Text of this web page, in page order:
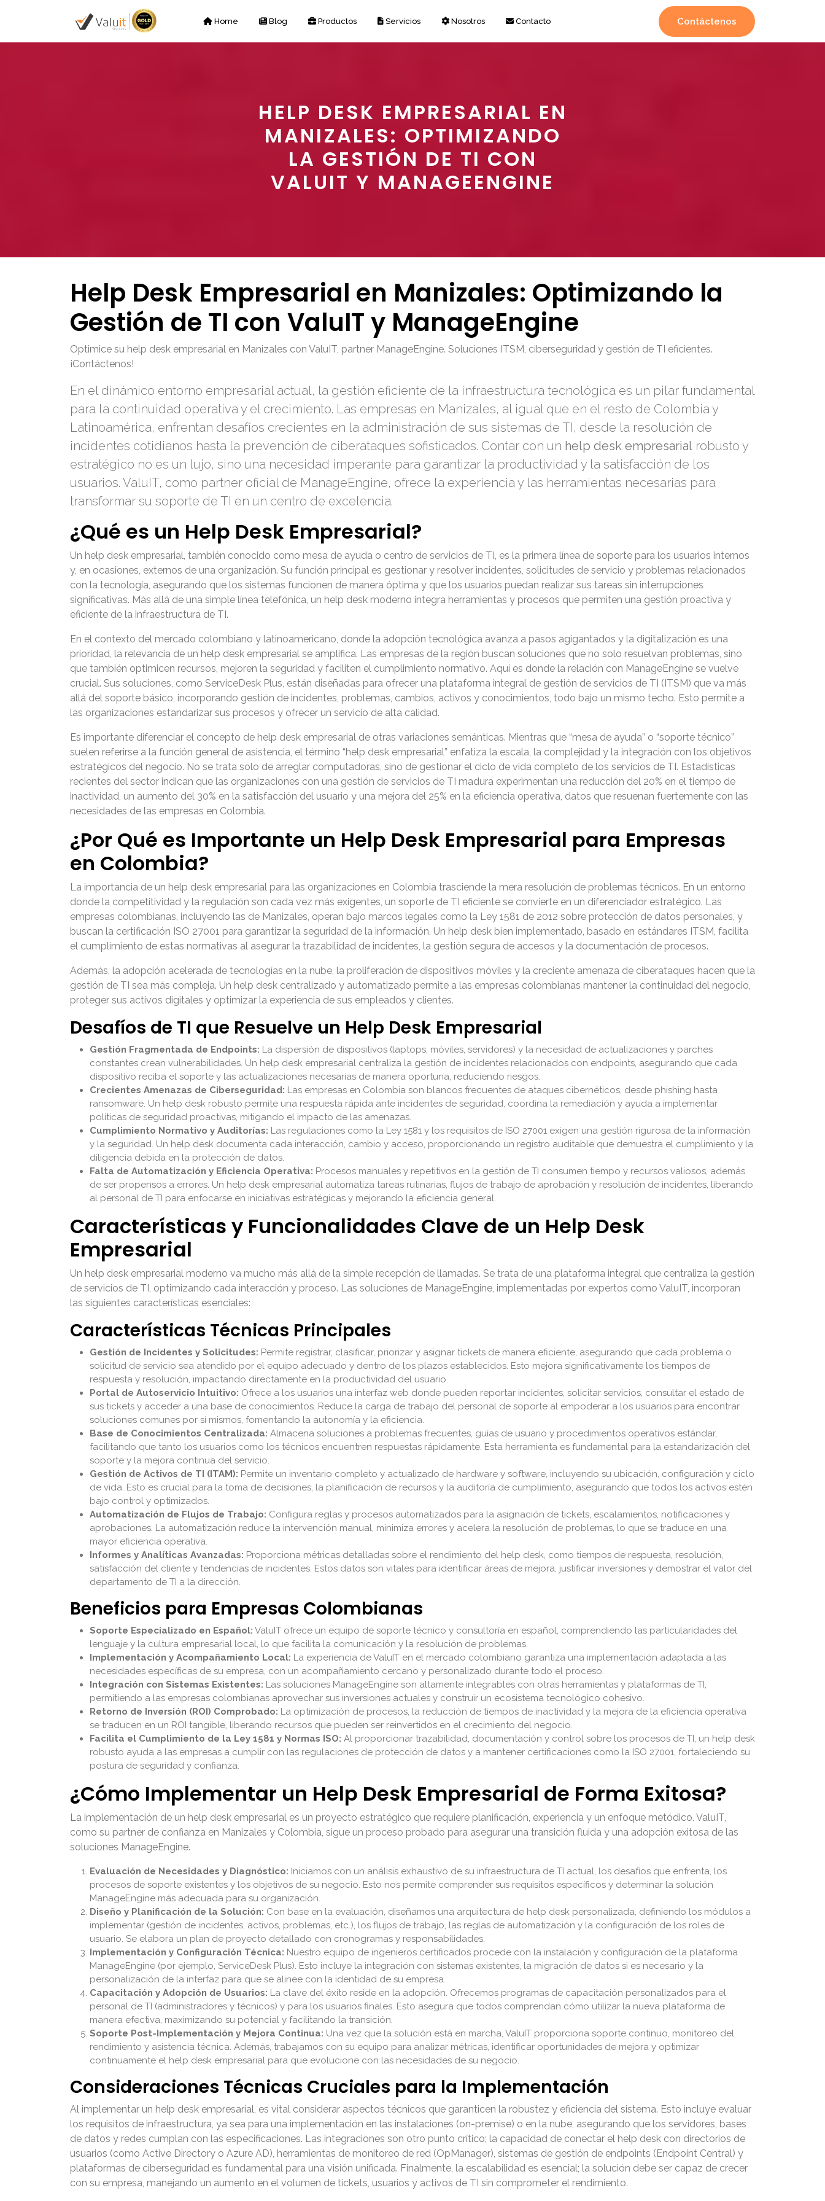
Home Blog Productos Servicios Nosotros Contacto Contáctenos
HELP DESK EMPRESARIAL EN
MANIZALES: OPTIMIZANDO
LA GESTIÓN DE TI CON
VALUIT Y MANAGEENGINE
Help Desk Empresarial en Manizales: Optimizando la
Gestión de TI con ValuIT y ManageEngine
Optimice su help desk empresarial en Manizales con ValuIT, partner ManageEngine. Soluciones ITSM, ciberseguridad y gestión de TI eficientes.
¡Contáctenos!
En el dinámico entorno empresarial actual, la gestión eficiente de la infraestructura tecnológica es un pilar fundamental
para la continuidad operativa y el crecimiento. Las empresas en Manizales, al igual que en el resto de Colombia y
Latinoamérica, enfrentan desafíos crecientes en la administración de sus sistemas de TI, desde la resolución de
incidentes cotidianos hasta la prevención de ciberataques sofisticados. Contar con un help desk empresarial robusto y
estratégico no es un lujo, sino una necesidad imperante para garantizar la productividad y la satisfacción de los
usuarios. ValuIT, como partner oficial de ManageEngine, ofrece la experiencia y las herramientas necesarias para
transformar su soporte de TI en un centro de excelencia.
¿Qué es un Help Desk Empresarial?
Un help desk empresarial, también conocido como mesa de ayuda o centro de servicios de TI, es la primera línea de soporte para los usuarios internos
y, en ocasiones, externos de una organización. Su función principal es gestionar y resolver incidentes, solicitudes de servicio y problemas relacionados
con la tecnología, asegurando que los sistemas funcionen de manera óptima y que los usuarios puedan realizar sus tareas sin interrupciones
significativas. Más allá de una simple línea telefónica, un help desk moderno integra herramientas y procesos que permiten una gestión proactiva y
eficiente de la infraestructura de TI.
En el contexto del mercado colombiano y latinoamericano, donde la adopción tecnológica avanza a pasos agigantados y la digitalización es una
prioridad, la relevancia de un help desk empresarial se amplifica. Las empresas de la región buscan soluciones que no solo resuelvan problemas, sino
que también optimicen recursos, mejoren la seguridad y faciliten el cumplimiento normativo. Aquí es donde la relación con ManageEngine se vuelve
crucial. Sus soluciones, como ServiceDesk Plus, están diseñadas para ofrecer una plataforma integral de gestión de servicios de TI (ITSM) que va más
allá del soporte básico, incorporando gestión de incidentes, problemas, cambios, activos y conocimientos, todo bajo un mismo techo. Esto permite a
las organizaciones estandarizar sus procesos y ofrecer un servicio de alta calidad.
Es importante diferenciar el concepto de help desk empresarial de otras variaciones semánticas. Mientras que “mesa de ayuda” o “soporte técnico”
suelen referirse a la función general de asistencia, el término “help desk empresarial” enfatiza la escala, la complejidad y la integración con los objetivos
estratégicos del negocio. No se trata solo de arreglar computadoras, sino de gestionar el ciclo de vida completo de los servicios de TI. Estadísticas
recientes del sector indican que las organizaciones con una gestión de servicios de TI madura experimentan una reducción del 20% en el tiempo de
inactividad, un aumento del 30% en la satisfacción del usuario y una mejora del 25% en la eficiencia operativa, datos que resuenan fuertemente con las
necesidades de las empresas en Colombia.
¿Por Qué es Importante un Help Desk Empresarial para Empresas
en Colombia?
La importancia de un help desk empresarial para las organizaciones en Colombia trasciende la mera resolución de problemas técnicos. En un entorno
donde la competitividad y la regulación son cada vez más exigentes, un soporte de TI eficiente se convierte en un diferenciador estratégico. Las
empresas colombianas, incluyendo las de Manizales, operan bajo marcos legales como la Ley 1581 de 2012 sobre protección de datos personales, y
buscan la certificación ISO 27001 para garantizar la seguridad de la información. Un help desk bien implementado, basado en estándares ITSM, facilita
el cumplimiento de estas normativas al asegurar la trazabilidad de incidentes, la gestión segura de accesos y la documentación de procesos.
Además, la adopción acelerada de tecnologías en la nube, la proliferación de dispositivos móviles y la creciente amenaza de ciberataques hacen que la
gestión de TI sea más compleja. Un help desk centralizado y automatizado permite a las empresas colombianas mantener la continuidad del negocio,
proteger sus activos digitales y optimizar la experiencia de sus empleados y clientes.
Desafíos de TI que Resuelve un Help Desk Empresarial
Gestión Fragmentada de Endpoints: La dispersión de dispositivos (laptops, móviles, servidores) y la necesidad de actualizaciones y parches
constantes crean vulnerabilidades. Un help desk empresarial centraliza la gestión de incidentes relacionados con endpoints, asegurando que cada
dispositivo reciba el soporte y las actualizaciones necesarias de manera oportuna, reduciendo riesgos.
Crecientes Amenazas de Ciberseguridad: Las empresas en Colombia son blancos frecuentes de ataques cibernéticos, desde phishing hasta
ransomware. Un help desk robusto permite una respuesta rápida ante incidentes de seguridad, coordina la remediación y ayuda a implementar
políticas de seguridad proactivas, mitigando el impacto de las amenazas.
Cumplimiento Normativo y Auditorías: Las regulaciones como la Ley 1581 y los requisitos de ISO 27001 exigen una gestión rigurosa de la información
y la seguridad. Un help desk documenta cada interacción, cambio y acceso, proporcionando un registro auditable que demuestra el cumplimiento y la
diligencia debida en la protección de datos.
Falta de Automatización y Eficiencia Operativa: Procesos manuales y repetitivos en la gestión de TI consumen tiempo y recursos valiosos, además
de ser propensos a errores. Un help desk empresarial automatiza tareas rutinarias, flujos de trabajo de aprobación y resolución de incidentes, liberando
al personal de TI para enfocarse en iniciativas estratégicas y mejorando la eficiencia general.
Características y Funcionalidades Clave de un Help Desk
Empresarial
Un help desk empresarial moderno va mucho más allá de la simple recepción de llamadas. Se trata de una plataforma integral que centraliza la gestión
de servicios de TI, optimizando cada interacción y proceso. Las soluciones de ManageEngine, implementadas por expertos como ValuIT, incorporan
las siguientes características esenciales:
Características Técnicas Principales
Gestión de Incidentes y Solicitudes: Permite registrar, clasificar, priorizar y asignar tickets de manera eficiente, asegurando que cada problema o
solicitud de servicio sea atendido por el equipo adecuado y dentro de los plazos establecidos. Esto mejora significativamente los tiempos de
respuesta y resolución, impactando directamente en la productividad del usuario.
Portal de Autoservicio Intuitivo: Ofrece a los usuarios una interfaz web donde pueden reportar incidentes, solicitar servicios, consultar el estado de
sus tickets y acceder a una base de conocimientos. Reduce la carga de trabajo del personal de soporte al empoderar a los usuarios para encontrar
soluciones comunes por sí mismos, fomentando la autonomía y la eficiencia.
Base de Conocimientos Centralizada: Almacena soluciones a problemas frecuentes, guías de usuario y procedimientos operativos estándar,
facilitando que tanto los usuarios como los técnicos encuentren respuestas rápidamente. Esta herramienta es fundamental para la estandarización del
soporte y la mejora continua del servicio.
Gestión de Activos de TI (ITAM): Permite un inventario completo y actualizado de hardware y software, incluyendo su ubicación, configuración y ciclo
de vida. Esto es crucial para la toma de decisiones, la planificación de recursos y la auditoría de cumplimiento, asegurando que todos los activos estén
bajo control y optimizados.
Automatización de Flujos de Trabajo: Configura reglas y procesos automatizados para la asignación de tickets, escalamientos, notificaciones y
aprobaciones. La automatización reduce la intervención manual, minimiza errores y acelera la resolución de problemas, lo que se traduce en una
mayor eficiencia operativa.
Informes y Analíticas Avanzadas: Proporciona métricas detalladas sobre el rendimiento del help desk, como tiempos de respuesta, resolución,
satisfacción del cliente y tendencias de incidentes. Estos datos son vitales para identificar áreas de mejora, justificar inversiones y demostrar el valor del
departamento de TI a la dirección.
Beneficios para Empresas Colombianas
Soporte Especializado en Español: ValuIT ofrece un equipo de soporte técnico y consultoría en español, comprendiendo las particularidades del
lenguaje y la cultura empresarial local, lo que facilita la comunicación y la resolución de problemas.
Implementación y Acompañamiento Local: La experiencia de ValuIT en el mercado colombiano garantiza una implementación adaptada a las
necesidades específicas de su empresa, con un acompañamiento cercano y personalizado durante todo el proceso.
Integración con Sistemas Existentes: Las soluciones ManageEngine son altamente integrables con otras herramientas y plataformas de TI,
permitiendo a las empresas colombianas aprovechar sus inversiones actuales y construir un ecosistema tecnológico cohesivo.
Retorno de Inversión (ROI) Comprobado: La optimización de procesos, la reducción de tiempos de inactividad y la mejora de la eficiencia operativa
se traducen en un ROI tangible, liberando recursos que pueden ser reinvertidos en el crecimiento del negocio.
Facilita el Cumplimiento de la Ley 1581 y Normas ISO: Al proporcionar trazabilidad, documentación y control sobre los procesos de TI, un help desk
robusto ayuda a las empresas a cumplir con las regulaciones de protección de datos y a mantener certificaciones como la ISO 27001, fortaleciendo su
postura de seguridad y confianza.
¿Cómo Implementar un Help Desk Empresarial de Forma Exitosa?
La implementación de un help desk empresarial es un proyecto estratégico que requiere planificación, experiencia y un enfoque metódico. ValuIT,
como su partner de confianza en Manizales y Colombia, sigue un proceso probado para asegurar una transición fluida y una adopción exitosa de las
soluciones ManageEngine.
Evaluación de Necesidades y Diagnóstico: Iniciamos con un análisis exhaustivo de su infraestructura de TI actual, los desafíos que enfrenta, los
procesos de soporte existentes y los objetivos de su negocio. Esto nos permite comprender sus requisitos específicos y determinar la solución
ManageEngine más adecuada para su organización.
Diseño y Planificación de la Solución: Con base en la evaluación, diseñamos una arquitectura de help desk personalizada, definiendo los módulos a
implementar (gestión de incidentes, activos, problemas, etc.), los flujos de trabajo, las reglas de automatización y la configuración de los roles de
usuario. Se elabora un plan de proyecto detallado con cronogramas y responsabilidades.
Implementación y Configuración Técnica: Nuestro equipo de ingenieros certificados procede con la instalación y configuración de la plataforma
ManageEngine (por ejemplo, ServiceDesk Plus). Esto incluye la integración con sistemas existentes, la migración de datos si es necesario y la
personalización de la interfaz para que se alinee con la identidad de su empresa.
Capacitación y Adopción de Usuarios: La clave del éxito reside en la adopción. Ofrecemos programas de capacitación personalizados para el
personal de TI (administradores y técnicos) y para los usuarios finales. Esto asegura que todos comprendan cómo utilizar la nueva plataforma de
manera efectiva, maximizando su potencial y facilitando la transición.
Soporte Post-Implementación y Mejora Continua: Una vez que la solución está en marcha, ValuIT proporciona soporte continuo, monitoreo del
rendimiento y asistencia técnica. Además, trabajamos con su equipo para analizar métricas, identificar oportunidades de mejora y optimizar
continuamente el help desk empresarial para que evolucione con las necesidades de su negocio.
Consideraciones Técnicas Cruciales para la Implementación
Al implementar un help desk empresarial, es vital considerar aspectos técnicos que garanticen la robustez y eficiencia del sistema. Esto incluye evaluar
los requisitos de infraestructura, ya sea para una implementación en las instalaciones (on-premise) o en la nube, asegurando que los servidores, bases
de datos y redes cumplan con las especificaciones. Las integraciones son otro punto crítico; la capacidad de conectar el help desk con directorios de
usuarios (como Active Directory o Azure AD), herramientas de monitoreo de red (OpManager), sistemas de gestión de endpoints (Endpoint Central) y
plataformas de ciberseguridad es fundamental para una visión unificada. Finalmente, la escalabilidad es esencial; la solución debe ser capaz de crecer
con su empresa, manejando un aumento en el volumen de tickets, usuarios y activos de TI sin comprometer el rendimiento.